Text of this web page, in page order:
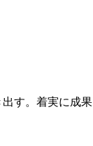
す。着実に成